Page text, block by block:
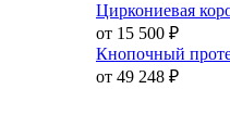
Циркониевая
от 15 500 ₽
Кнопочный
от 49 248 ₽